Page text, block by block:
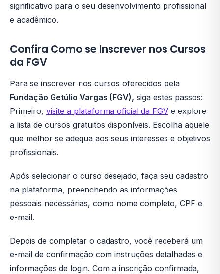
significativo para o seu desenvolvimento profissional
e acadêmico.
Confira Como se Inscrever nos Cursos
da FGV
Para se inscrever nos cursos oferecidos pela
Fundação Getúlio Vargas (FGV), siga estes passos:
Primeiro, visite a plataforma oficial da FGV e explore
a lista de cursos gratuitos disponíveis. Escolha aquele
que melhor se adequa aos seus interesses e objetivos
profissionais.
Após selecionar o curso desejado, faça seu cadastro
na plataforma, preenchendo as informações
pessoais necessárias, como nome completo, CPF e
e-mail.
Depois de completar o cadastro, você receberá um
e-mail de confirmação com instruções detalhadas e
informações de login. Com a inscrição confirmada,